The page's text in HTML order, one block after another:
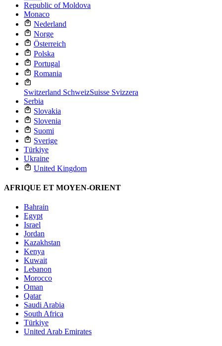
Republic of Moldova
Monaco
Nederland
Norge
Österreich
Polska
Portugal
Romania
Switzerland SchweizSuisse Svizzera
Serbia
Slovakia
Slovenia
Suomi
Sverige
Türkiye
Ukraine
United Kingdom
AFRIQUE ET MOYEN-ORIENT
Bahrain
Egypt
Israel
Jordan
Kazakhstan
Kenya
Kuwait
Lebanon
Morocco
Oman
Qatar
Saudi Arabia
South Africa
Türkiye
United Arab Emirates